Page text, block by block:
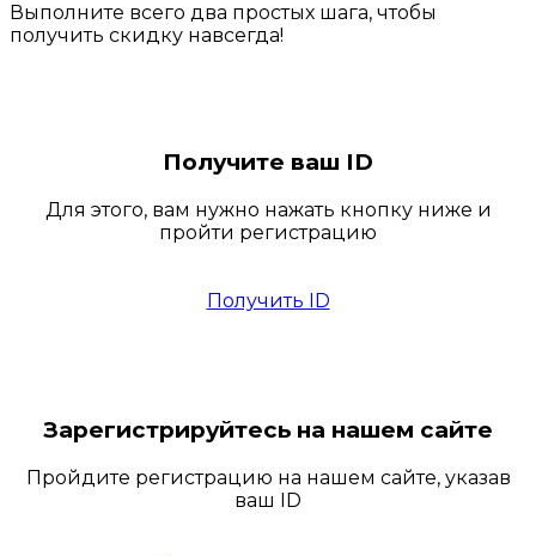
Выполните всего два простых шага, чтобы
получить скидку навсегда!
Получите ваш ID
Для этого, вам нужно нажать кнопку ниже и
пройти регистрацию
Получить ID
Зарегистрируйтесь на нашем сайте
Пройдите регистрацию на нашем сайте, указав
ваш ID